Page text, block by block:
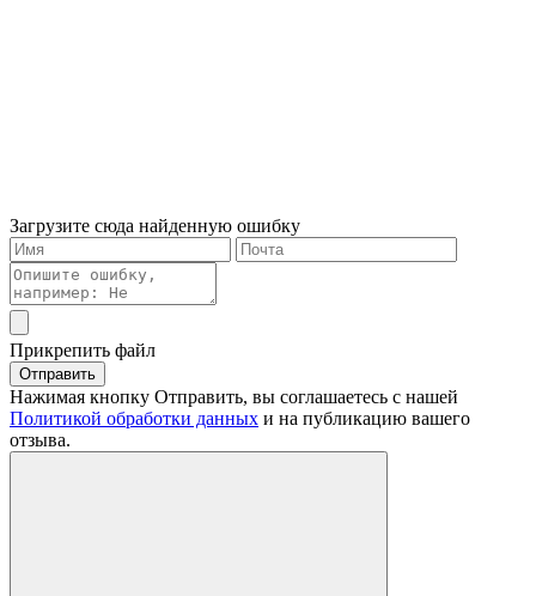
Загрузите сюда найденную ошибку
Прикрепить файл
Отправить
Нажимая кнопку Отправить, вы соглашаетесь с нашей
Политикой обработки данных и на публикацию вашего
отзыва.